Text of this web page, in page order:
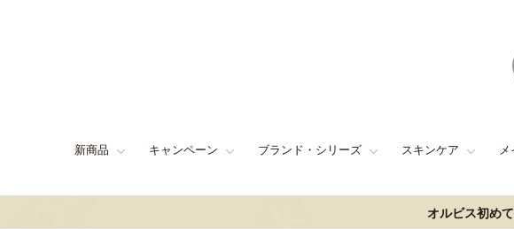
新商品 キャンペーン ブランド・シリーズ スキンケア メ
オルビス初め